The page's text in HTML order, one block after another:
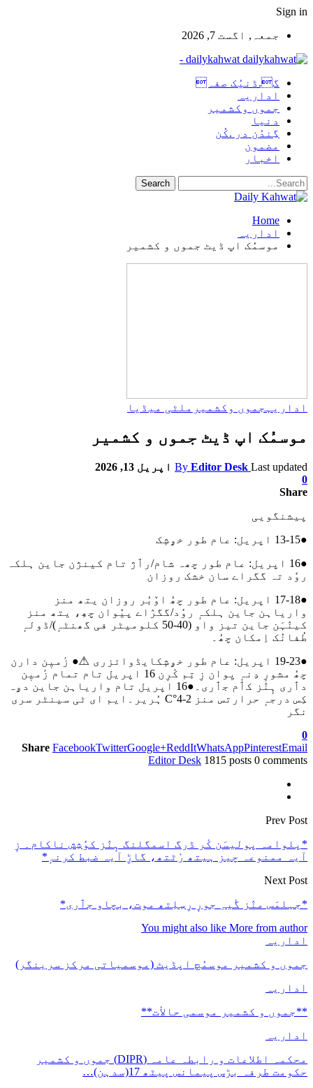
Sign in
جمعہ, اگست 7, 2026
dailykahwat -
گ.ڈنیُک صفہ
اداریہ
جموں وکشمیر
دنیا
گِندُن در .کُن
مضمون
اخبار
Home
اداریہ
موسمُک اپ ڈیٹ جموں و کشمیر
اداریہ جموں وکشمیر ملٹی میڈیا
موسمُک اپ ڈیٹ جموں و کشمیر
By Editor Desk Last updated
اپریل 13, 2026
0
Share
پیشنگویی
●13-15 اپریل: عام طور خۄشٕک
●16 اپریل: عام طور چھہ شام/رٲژ تام کینژن جاین ہلکہ
روٗد تہ گگراے سان خشک روزان
●17-18 اپریل: عام طور چھُ اوٚبُر روزان یتھ منز
واریاہن جاین ہلکہٕ روٗد/گگرٛاے پیٚوان چھِ، یتھ منز
کینٛہَن جاین تیز واو (40-50 کلومیٹر فی گھنٹہٕ)/ڈولہٕ
طُفانُک اِمکان چھُ۔
●19-23 اپریل: عام طور خۄشٕکایڈوائزری ⚠● زٔمیٖن دارن
چھُ مشورٕ دِنہٕ یِوان زِ تِم کٔرِن 16 اپریل تام تمام زٔمیٖن
دٲری ہٕنٛز کٲم جٲری۔●16 اپریل تام واریاہن جاین دۄہ
کِس درجہٕ حرارتس منز 2-4°C ہُریر۔ایم ای ٹی سینٹر سری
نگر
0
Share FacebookTwitterGoogle+ReddItWhatsAppPinterestEmail
Editor Desk 1815 posts 0 comments
Prev Post
*پلوامہ پولیسَن کٔر ڈرگ اسمگلنگ ہٕنٛز کوٗشِش ناکام۔ زٕ
آیہ ممنوعہ چیز ہیتھ رٔٹتھ، گاڑِ آیہ ضبط کرنہٕ*
Next Post
*جہلمَس منٛز گٔیہِ جورٕ رِسِلِتھ موت، بچاو جٲری*
You might also like More from author
اداریہ
جموں و کشمیر موسمُچ اپڈیٹ (موسمیاتی مرکز سرینگر)
اداریہ
**جموں و كشمیر موسمی حالأت**
اداریہ
محکمہ اطلاعات و رابطہ عامہ (DIPR) جموں و کشمیر
حکومت طرفہ بڑس پیمانس پیٹھ 17(سدہن)…